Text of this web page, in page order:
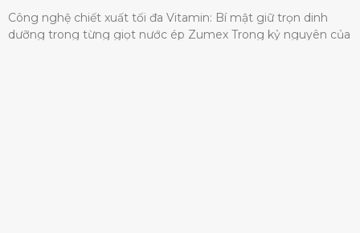
Công nghệ chiết xuất tối đa Vitamin: Bí mật giữ trọn dinh
dưỡng trong từng giọt nước ép Zumex Trong kỷ nguyên của